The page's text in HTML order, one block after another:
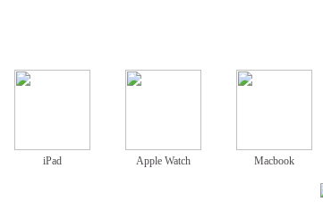
iPad Apple Watch Macbook